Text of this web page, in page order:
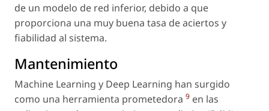
de un modelo de red inferior, debido a que
proporciona una muy buena tasa de aciertos y
fiabilidad al sistema.
Mantenimiento
Machine Learning y Deep Learning han surgido
como una herramienta prometedora 9 en las